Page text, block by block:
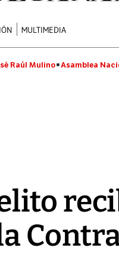
MULTIMEDIA
Raúl Mulino Asamblea